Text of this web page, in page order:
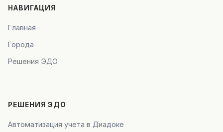
НАВИГАЦИЯ
Главная
Города
Решения ЭДО
РЕШЕНИЯ ЭДО
Автоматизация учета в Диадоке